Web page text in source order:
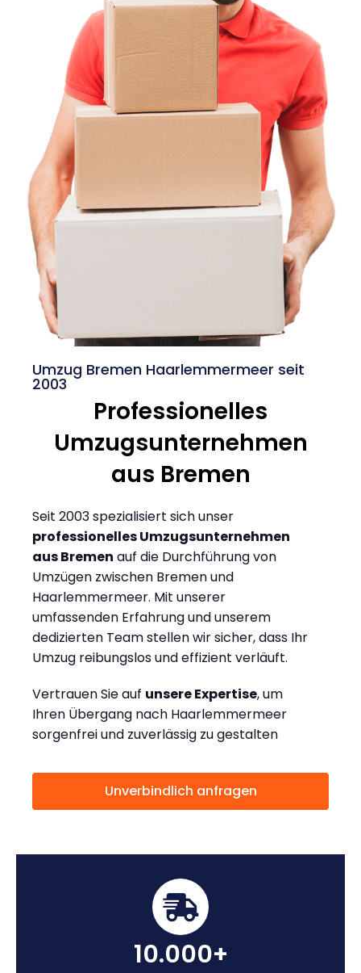
Umzug Bremen Haarlemmermeer seit
2003
Professionelles
Umzugsunternehmen
aus Bremen
Seit 2003 spezialisiert sich unser
professionelles Umzugsunternehmen
aus Bremen auf die Durchführung von
Umzügen zwischen Bremen und
Haarlemmermeer. Mit unserer
umfassenden Erfahrung und unserem
dedizierten Team stellen wir sicher, dass Ihr
Umzug reibungslos und effizient verläuft.
Vertrauen Sie auf unsere Expertise, um
Ihren Übergang nach Haarlemmermeer
sorgenfrei und zuverlässig zu gestalten
Unverbindlich anfragen
10.000+